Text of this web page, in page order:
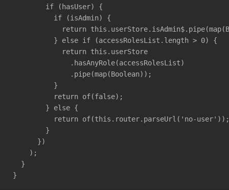
        if (hasUser) {
          if (isAdmin) {
return
          } else if (accessRolesList.length > 0) {
            return this.userStore
              .hasAnyRole(accessRolesList)
              .pipe(map(Boolean));
          }
          return of(false);
        } else {
          return of(this.router.parseUrl('no-user'));
        }
      })
    );
  }
}